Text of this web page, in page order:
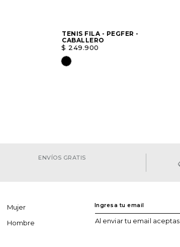
TENIS FILA - PEGFER -
CABALLERO
$ 249.900
ENVÍOS GRATIS
Mujer
Hombre
Al enviar tu email aceptas